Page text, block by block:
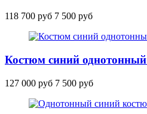
118 700 руб 7 500 руб
Костюм синий однотонный
127 000 руб 7 500 руб